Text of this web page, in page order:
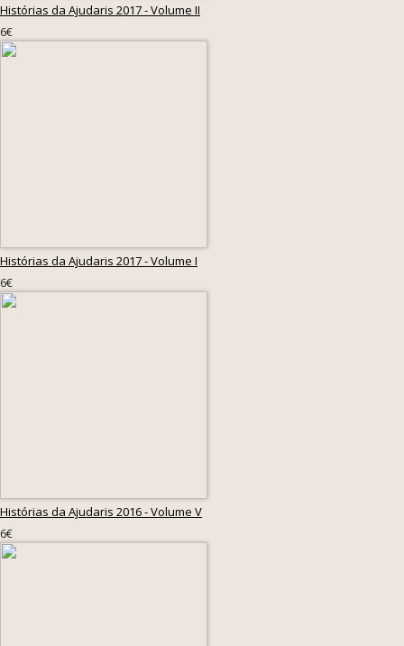
Histórias da Ajudaris 2017 - Volume II
6€
Histórias da Ajudaris 2017 - Volume I
6€
Histórias da Ajudaris 2016 - Volume V
6€